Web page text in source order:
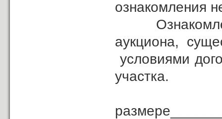
ознакомления
Ознакомлен
аукциона,
условиями
участка.